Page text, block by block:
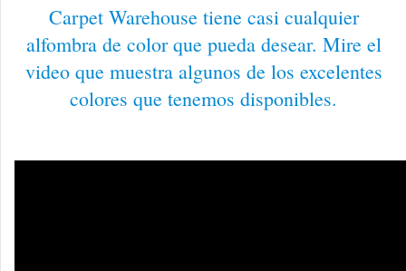
Carpet Warehouse tiene casi cualquier
alfombra de color que pueda desear. Mire el
video que muestra algunos de los excelentes
colores que tenemos disponibles.